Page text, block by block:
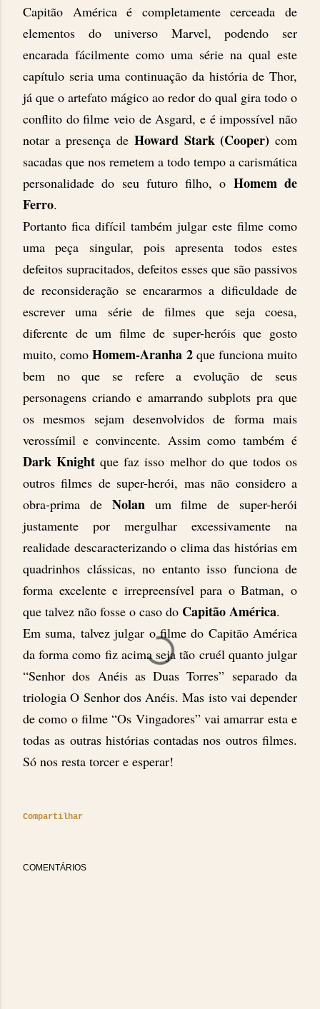
Capitão América é completamente cerceada de
elementos do universo Marvel, podendo ser
encarada fácilmente como uma série na qual este
capítulo seria uma continuação da história de Thor,
já que o artefato mágico ao redor do qual gira todo o
conflito do filme veio de Asgard, e é impossível não
notar a presença de Howard Stark (Cooper) com
sacadas que nos remetem a todo tempo a carismática
personalidade do seu futuro filho, o Homem de
Ferro.
Portanto fica difícil também julgar este filme como
uma peça singular, pois apresenta todos estes
defeitos supracitados, defeitos esses que são passivos
de reconsideração se encararmos a dificuldade de
escrever uma série de filmes que seja coesa,
diferente de um filme de super-heróis que gosto
muito, comoHomem-Aranha 2que funciona muito
bem no que se refere a evolução de seus
personagens criando e amarrando subplots pra que
os mesmos sejam desenvolvidos de forma mais
verossímil e convincente. Assim como também é
Dark Knight que faz isso melhor do que todos os
outros filmes de super-herói, mas não considero a
obra-prima de Nolanum filme de super-herói
justamente por mergulhar excessivamente na
realidade descaracterizando o clima das histórias em
quadrinhos clássicas, no entanto isso funciona de
forma excelente e irrepreensível para o Batman, o
que talvez não fosse o caso do Capitão América.
Em suma, talvez julgar o filme do Capitão América
da forma como fiz acima seja tão cruél quanto julgar
“Senhor dos Anéis as Duas Torres” separado da
triologia O Senhor dos Anéis. Mas isto vai depender
de como o filme “Os Vingadores” vai amarrar esta e
todas as outras histórias contadas nos outros filmes.
Só nos resta torcer e esperar!
Compartilhar
COMENTÁRIOS